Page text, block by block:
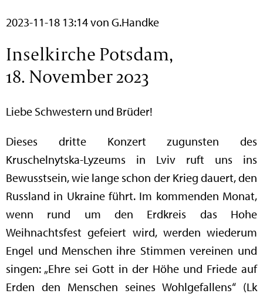
2023-11-18 13:14von G.Handke
Inselkirche Potsdam,
18. November 2023
Liebe Schwestern und Brüder!
Dieses dritte Konzert zugunsten des
Kruschelnytska-Lyzeums in Lviv ruft uns ins
Bewusstsein, wie lange schon der Krieg dauert, den
Russland in Ukraine führt. Im kommenden Monat,
wenn rund um den Erdkreis das Hohe
Weihnachtsfest gefeiert wird, werden wiederum
Engel und Menschen ihre Stimmen vereinen und
singen: „Ehre sei Gott in der Höhe und Friede auf
Erden den Menschen seines Wohlgefallens“ (Lk